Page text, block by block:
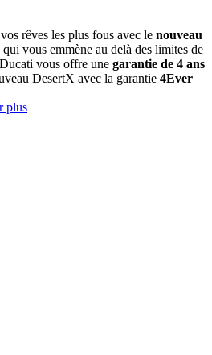
rêves les plus fous avec le nouveau
qui vous emmène au delà des limites de
vous offre une garantie de 4 ans
DesertX avec la garantie 4Ever
plus